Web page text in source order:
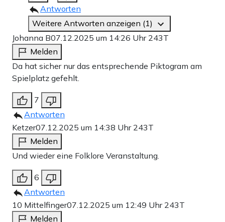
Antworten
Weitere Antworten anzeigen (1)
Johanna B07.12.2025 um 14:26 Uhr 243T
Melden
Da hat sicher nur das entsprechende Piktogram am
Spielplatz gefehlt.
7
Antworten
Ketzer07.12.2025 um 14:38 Uhr 243T
Melden
Und wieder eine Folklore Veranstaltung.
6
Antworten
10 Mittelfinger07.12.2025 um 12:49 Uhr 243T
Melden